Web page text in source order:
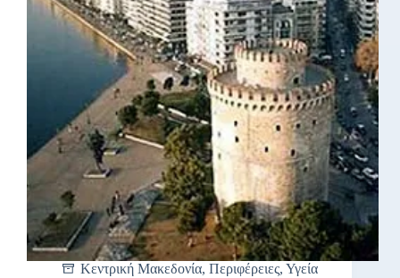
Κεντρική Μακεδονία, Περιφέρειες, Υγεία